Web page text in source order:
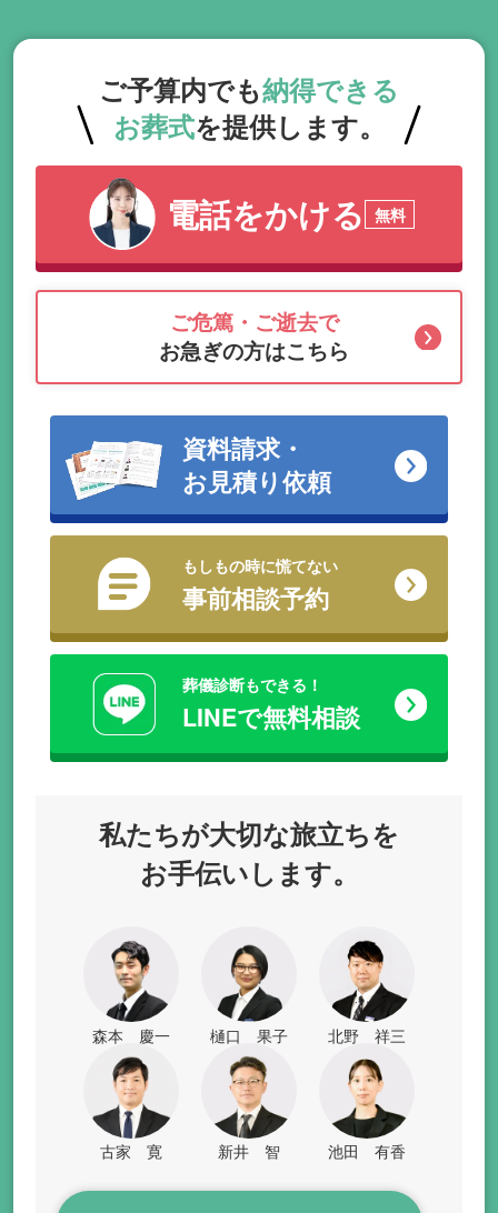
ご予算内でも納得できる
お葬式を提供します。
電話をかける 無料
ご危篤・ご逝去で
お急ぎの方はこちら
資料請求・
お見積り依頼
もしもの時に慌てない
事前相談予約
葬儀診断もできる！
LINEで無料相談
私たちが大切な旅立ちを
お手伝いします。
森本 慶一 樋口 果子 北野 祥三
古家 寛 新井 智 池田 有香